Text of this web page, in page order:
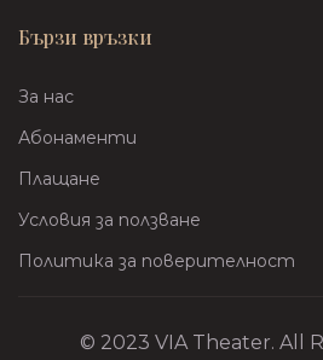
Бързи връзки
За нас
Абонаменти
Плащане
Условия за ползване
Политика за поверителност
© 2023 VIA Theater. All